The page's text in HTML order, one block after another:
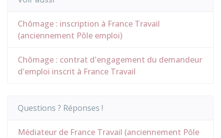
Chômage : inscription à France Travail
(anciennement Pôle emploi)
Chômage : contrat d'engagement du demandeur
d'emploi inscrit à France Travail
Questions ? Réponses !
Médiateur de France Travail (anciennement Pôle